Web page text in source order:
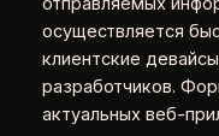
осуществляется
клиентские
разработчиков.
актуальных веб-